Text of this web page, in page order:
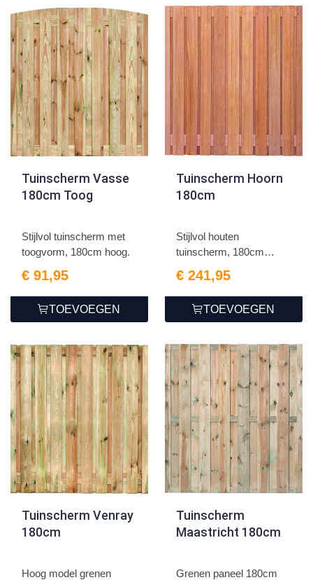
Tuinscherm Vasse
180cm Toog
Stijlvol tuinscherm met
toogvorm, 180cm hoog.
€ 91,95
TOEVOEGEN
Tuinscherm Hoorn
180cm
Stijlvol houten
tuinscherm, 180cm
€ 241,95
TOEVOEGEN
Tuinscherm Venray
180cm
Hoog model grenen
Tuinscherm
Maastricht 180cm
Grenen paneel 180cm